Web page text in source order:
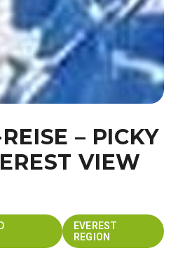
– PICKY
VIEW
EVEREST
REGION